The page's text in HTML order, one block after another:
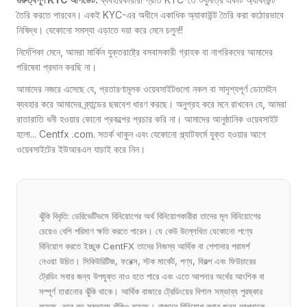
তৈরি করতে পারবেন। একই KYC-এর অধীনে একাধিক অ্যাকাউন্ট তৈরি করা কঠোরভাবে
নিষিদ্ধ। যেকোনো সমস্যা এড়াতে দয়া করে মেনে চলুন!!
নির্দেশিকা মেনে, আমরা মার্কিন যুক্তরাষ্ট্রে বসবাসকারী গ্রাহক বা নাগরিকদের আমাদের
পরিষেবা প্রদান করছি না।
আমাদের নজরে এসেছে যে, প্রতারণামূলক ওয়েবসাইটগুলো নকল বা সাদৃশ্যপূর্ণ ডোমেইন
ব্যবহার করে আমাদের ব্র্যান্ডের ছদ্মবেশ ধারণ করছে। অনুগ্রহ করে মনে রাখবেন যে, আমরা
রাতারাতি ধনী হওয়ার কোনো প্রকল্পের প্রচার করি না। আমাদের আনুষ্ঠানিক ওয়েবসাইট
হলো... Centfx .com. সতর্ক থাকুন এবং যেকোনো প্ল্যাটফর্মে যুক্ত হওয়ার আগে
ওয়েবসাইটের ইউআরএল যাচাই করে নিন।
ঝুঁকি বিবৃতি: ডেরিভেটিভসে বিনিয়োগের অর্থ বিনিয়োগকারীরা তাদের মূল বিনিয়োগের
চেয়েও বেশি পরিমাণ ক্ষতি করতে পারেন। যে কেউ উল্লেখিত যেকোনো পণ্যে
বিনিয়োগ করতে ইচ্ছুক CentFX তাদের নিজস্ব আর্থিক বা পেশাদার পরামর্শ
নেওয়া উচিত। সিকিউরিটিজ, ফরেক্স, স্টক মার্কেট, পণ্য, বিকল্প এবং ফিউচারের
ট্রেডিং সবার জন্য উপযুক্ত নাও হতে পারে এবং এতে আপনার অর্থের আংশিক বা
সম্পূর্ণ হারানোর ঝুঁকি থাকে। আর্থিক বাজারে ট্রেডিংয়ের বিশাল সম্ভাব্য পুরষ্কার